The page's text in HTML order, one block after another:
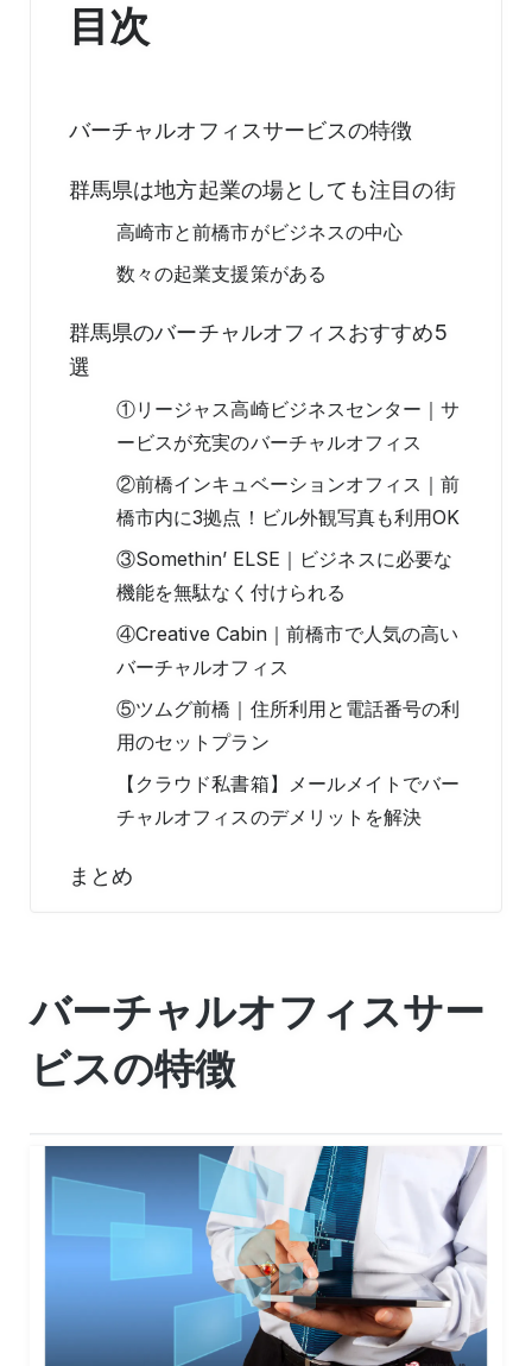
目次
バーチャルオフィスサービスの特徴
群馬県は地方起業の場としても注目の街
高崎市と前橋市がビジネスの中心
数々の起業支援策がある
群馬県のバーチャルオフィスおすすめ5
選
①リージャス高崎ビジネスセンター｜サ
ービスが充実のバーチャルオフィス
②前橋インキュベーションオフィス｜前
橋市内に3拠点！ビル外観写真も利用OK
③Somethin’ ELSE｜ビジネスに必要な
機能を無駄なく付けられる
④Creative Cabin｜前橋市で人気の高い
バーチャルオフィス
⑤ツムグ前橋｜住所利用と電話番号の利
用のセットプラン
【クラウド私書箱】メールメイトでバー
チャルオフィスのデメリットを解決
まとめ
バーチャルオフィスサー
ビスの特徴